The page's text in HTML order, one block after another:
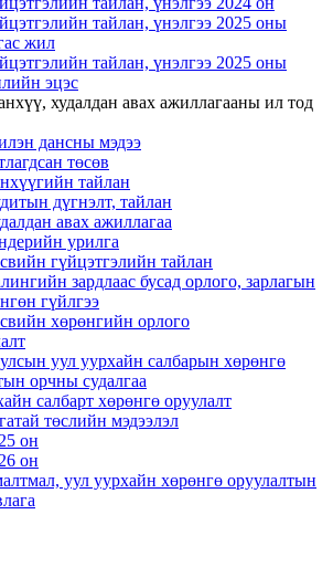
тайлан, үнэлгээ 2025 оны
жил
тайлан, үнэлгээ 2025 оны
эцэс
худалдан авах ажиллагааны ил тод
дансны мэдээ
төсөв
тайлан
дүгнэлт, тайлан
авах ажиллагаа
урилга
гүйцэтгэлийн тайлан
зардлаас бусад орлого, зарлагын
гүйлгээ
хөрөнгийн орлого
уул уурхайн салбарын хөрөнгө
орчны судалгаа
салбарт хөрөнгө оруулалт
төслийн мэдээлэл
он
он
уул уурхайн хөрөнгө оруулалтын